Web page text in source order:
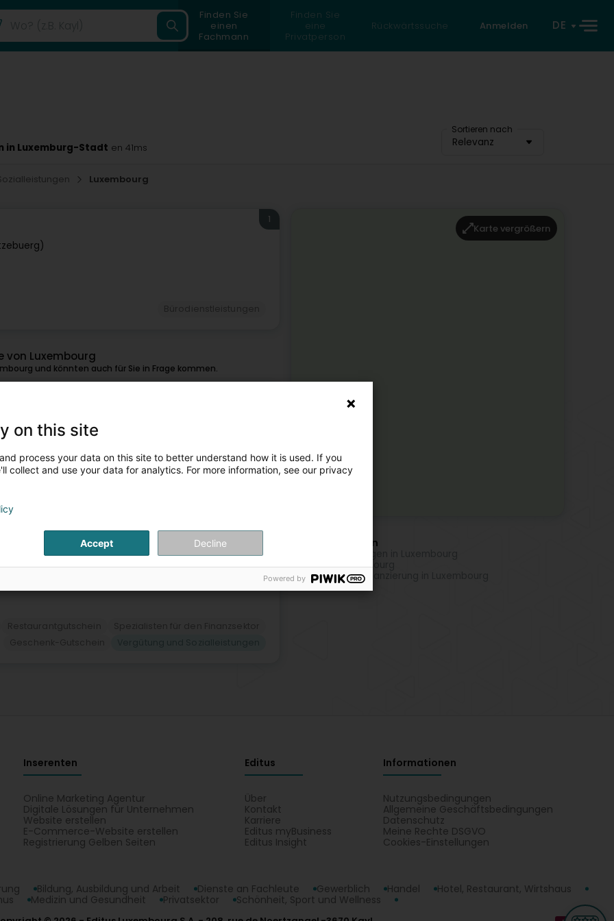
Finden Sie
einen
Fachmann
Finden Sie
eine
Privatperson
Rückwärtssuche Anmelden DE
Sortieren nach
Relevanz
in Luxemburg-Stadt en 41ms
Luxembourg
1
von Luxembourg
und könnten auch für Sie in Frage kommen.
Park L-8070
und -engagement, eröffnet eine Welt der
was für ihn wirklich wichtig ist. Entdecken Sie
Karte vergrößern
Mehr Aktivitäten
Holding in Luxembourg
Investition und Finanzierung in Luxembourg
Inserenten
Online Marketing Agentur
Digitale Lösungen für Unternehmen
Website erstellen
E-Commerce-Website erstellen
Registrierung Gelben Seiten
Editus
Über
Kontakt
Karriere
Editus myBusiness
Editus Insight
Informationen
Nutzungsbedingungen
Allgemeine Geschäftsbedingungen
Datenschutz
Meine Rechte DSGVO
Cookies-Einstellungen
Bildung, Ausbildung und Arbeit Dienste an Fachleute Gewerblich Handel
Hotel, Restaurant, Wirtshaus
Medizin und Gesundheit Privatsektor
Schönheit, Sport und Wellness
on this site
process your data on this site to better understand how it is used. If you
collect and use your data for analytics. For more information, see our privacy
Accept Decline
Powered by